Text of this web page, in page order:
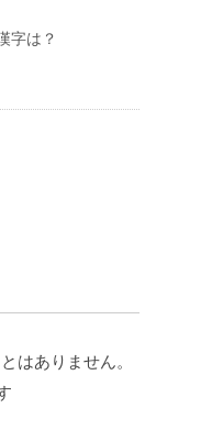
字は？
はありません。